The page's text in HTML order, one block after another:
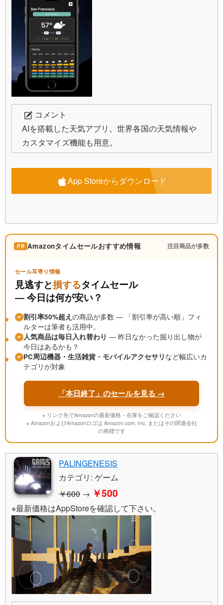
コメント
AIを搭載した天気アプリ。世界各国の天気情報や
カスタマイズ機能も用意。
App Storeからダウンロード
PR Amazonタイムセールおすすめ情報 注目商品が多数
セール耳寄り情報
見逃すと損するタイムセール
― 今日は何が安い？
割引率50%超え の商品が多数 ― 「割引率が高い順」フィ
ルターは筆者も活用中。
人気商品は毎日入れ替わり ― 昨日なかった掘り出し物が
今日はあるかも？
PC周辺機器・生活雑貨・モバイルアクセサリ など幅広いカ
テゴリが対象
「本日終了」のセールを見る →
※ リンク先でAmazonの最新価格・在庫をご確認ください
※ AmazonおよびAmazonロゴは Amazon.com, Inc. またはその関連会社
の商標です
PALINGENESIS
カテゴリ: ゲーム
￥600 → ￥500
※最新価格はAppStoreを確認して下さい。